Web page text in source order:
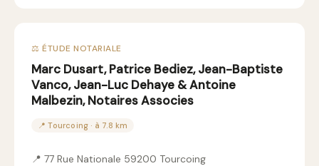
⚖️ ÉTUDE NOTARIALE
Marc Dusart, Patrice Bediez, Jean-Baptiste
Vanco, Jean-Luc Dehaye & Antoine
Malbezin, Notaires Associes
📍 Tourcoing · à 7.8 km
📍 77 Rue Nationale 59200 Tourcoing